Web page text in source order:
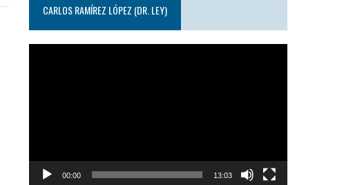
CARLOS RAMÍREZ LÓPEZ (DR. LEY)
00:00 13:03